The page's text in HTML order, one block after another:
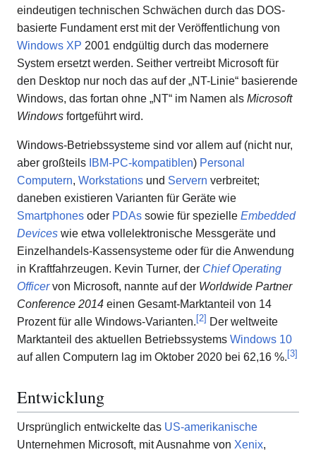
eindeutigen technischen Schwächen durch das DOS-
basierte Fundament erst mit der Veröffentlichung von
Windows XP 2001 endgültig durch das modernere
System ersetzt werden. Seither vertreibt Microsoft für
den Desktop nur noch das auf der „NT-Linie“ basierende
Windows, das fortan ohne „NT“ im Namen als Microsoft
Windows fortgeführt wird.
Windows-Betriebssysteme sind vor allem auf (nicht nur,
aber großteils IBM-PC-kompatiblen) Personal
Computern, Workstations und Servern verbreitet;
daneben existieren Varianten für Geräte wie
Smartphones oder PDAs sowie für spezielle Embedded
Devices wie etwa vollelektronische Messgeräte und
Einzelhandels-Kassensysteme oder für die Anwendung
in Kraftfahrzeugen. Kevin Turner, der Chief Operating
Officervon Microsoft, nannte auf der Worldwide Partner
Conference 2014 einen Gesamt-Marktanteil von 14
Prozent für alle Windows-Varianten. [2] Der weltweite
Marktanteil des aktuellen Betriebssystems Windows 10
auf allen Computern lag im Oktober 2020 bei 62,16 %. [3]
Entwicklung
Ursprünglich entwickelte das US-amerikanische
Unternehmen Microsoft, mit Ausnahme von Xenix,